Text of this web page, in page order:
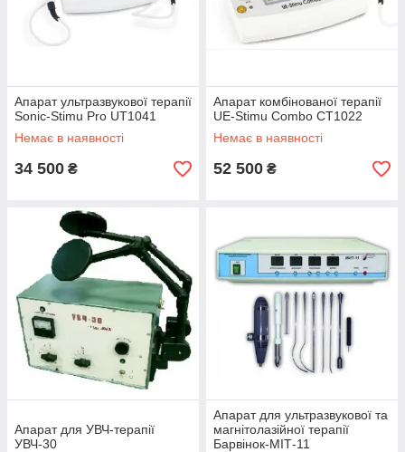
Апарат ультразвукової терапії
Sonic-Stimu Pro UT1041
Немає в наявності
34 500 ₴
Апарат комбінованої терапії
UE-Stimu Combo CT1022
Немає в наявності
52 500 ₴
Апарат для УВЧ-терапії
УВЧ-30
Апарат для ультразвукової та
магнітолазійної терапії
Барвінок-МІТ-11